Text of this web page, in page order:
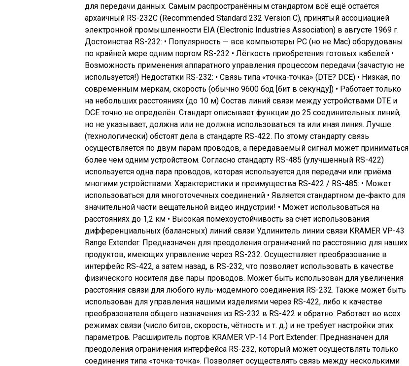
для передачи данных. Самым распространённым стандартом всё ещё остаётся
архаичный RS-232C (Recommended Standard 232 Version С), принятый ассоциацией
электронной промышленности EIA (Electronic Industries Association) в августе 1969 г.
Достоинства RS-232: • Популярность — все компьютеры РС (но не Mac) оборудованы
по крайней мере одним портом RS-232 • Лёгкость приобретения готовых кабелей •
Возможность применения аппаратного управления процессом передачи (зачастую не
используется!) Недостатки RS-232: • Связь типа «точка-точка» (DTE? DCE) • Низкая, по
современным меркам, скорость (обычно 9600 бод [бит в секунду]) • Работает только
на небольших расстояниях (до 10 м) Состав линий связи между устройствами DTE и
DCE точно не определён. Стандарт описывает функции до 25 соединительных линий,
но не указывает, должна или не должна использоваться та или иная линия. Лучше
(технологически) обстоят дела в стандарте RS-422. По этому стандарту связь
осуществляется по двум парам проводов, а передаваемый сигнал может приниматься
более чем одним устройством. Согласно стандарту RS-485 (улучшенный RS-422)
используется одна пара проводов, которая используется для передачи или приёма
многими устройствами. Характеристики и преимущества RS-422 / RS-485: • Может
использоваться для многоточечных соединений • Является стандартном де-факто для
значительной части вещательной видео индустрии! • Может использоваться на
расстояниях до 1,2 км • Высокая помехоустойчивость за счёт использования
дифференциальных (балансных) линий связи Удлинитель линии связи KRAMER VP-43
Range Extender: Предназначен для преодоления ограничений по расстоянию для наших
продуктов, имеющих управление через RS-232. Осуществляет преобразование в
интерфейс RS-422, а затем назад, в RS-232, что позволяет использовать в качестве
физического носителя две пары проводов. Может быть использован для увеличения
расстояния связи для любого нуль-модемного соединения RS-232. Также может быть
использован для управления нашими изделиями через RS-422, либо к качестве
преобразователя общего назначения из RS-232 в RS-422 и обратно. Работает во всех
режимах связи (число битов, скорость, чётность и т. д.) и не требует настройки этих
параметров. Расширитель портов KRAMER VP-14 Port Extender: Предназначен для
преодоления ограничения интерфейса RS-232, который может осуществлять только
соединения типа «точка-точка». Позволяет осуществлять связь между несколькими